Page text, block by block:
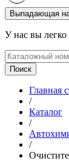
Выпадающая
У нас вы
Поиск
Главная
/
Каталог
/
/